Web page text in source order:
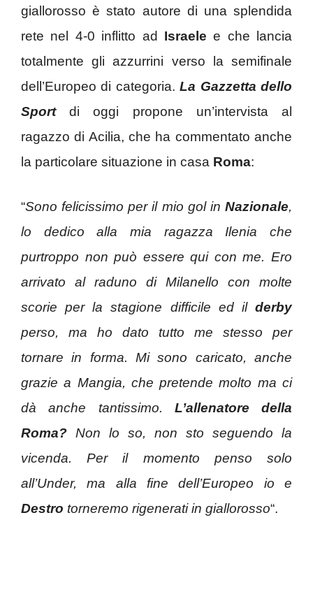
giallorosso è stato autore di una splendida
rete nel 4-0 inflitto ad Israele e che lancia
totalmente gli azzurrini verso la semifinale
dell’Europeo di categoria.La Gazzetta dello
Sportdi oggi propone un’intervista al
ragazzo di Acilia, che ha commentato anche
la particolare situazione in casa Roma:
“Sono felicissimo per il mio gol in Nazionale,
lo dedico alla mia ragazza Ilenia che
purtroppo non può essere qui con me. Ero
arrivato al raduno di Milanello con molte
scorie per la stagione difficile ed il derby
perso, ma ho dato tutto me stesso per
tornare in forma. Mi sono caricato, anche
grazie a Mangia, che pretende molto ma ci
dà anche tantissimo. L’allenatore della
Roma? Non lo so, non sto seguendo la
vicenda. Per il momento penso solo
all’Under, ma alla fine dell’Europeo io e
Destro torneremo rigenerati in giallorosso“.